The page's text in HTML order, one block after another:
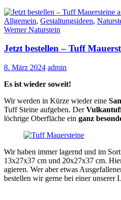
Allgemein, Gestaltungsideen,
Werner Naturstein
Jetzt bestellen – Tuff
8. März 2024 admin
Es ist wieder soweit!
Wir werden in Kürze wieder eine
Tuff Steine aufgeben. Der
löchrige Oberfläche ein ganz
Wir haben immer lagernd und im
13x27x37 cm und 20x27x37 cm.
agieren. Wer aber etwas
bestellen wir gerne bei einer unserer